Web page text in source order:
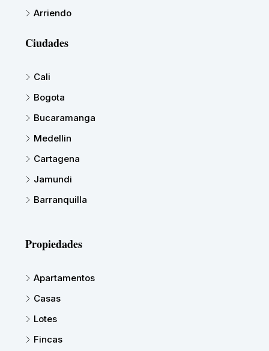
Arriendo
Ciudades
Cali
Bogota
Bucaramanga
Medellin
Cartagena
Jamundi
Barranquilla
Propiedades
Apartamentos
Casas
Lotes
Fincas